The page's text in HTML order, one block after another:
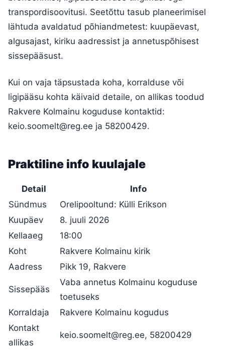
transpordisoovitusi. Seetõttu tasub planeerimisel
lähtuda avaldatud põhiandmetest: kuupäevast,
algusajast, kiriku aadressist ja annetuspõhisest
sissepääsust.
Kui on vaja täpsustada koha, korralduse või
ligipääsu kohta käivaid detaile, on allikas toodud
Rakvere Kolmainu koguduse kontaktid:
keio.soomelt@reg.ee ja 58200429.
Praktiline info kuulajale
Detail
Info
Sündmus
Orelipooltund: Külli Erikson
Kuupäev
8. juuli 2026
Kellaaeg
18:00
Koht
Rakvere Kolmainu kirik
Aadress
Pikk 19, Rakvere
Sissepääs
Vaba annetus Kolmainu koguduse
toetuseks
Korraldaja
Rakvere Kolmainu kogudus
Kontakt
allikas
keio.soomelt@reg.ee, 58200429